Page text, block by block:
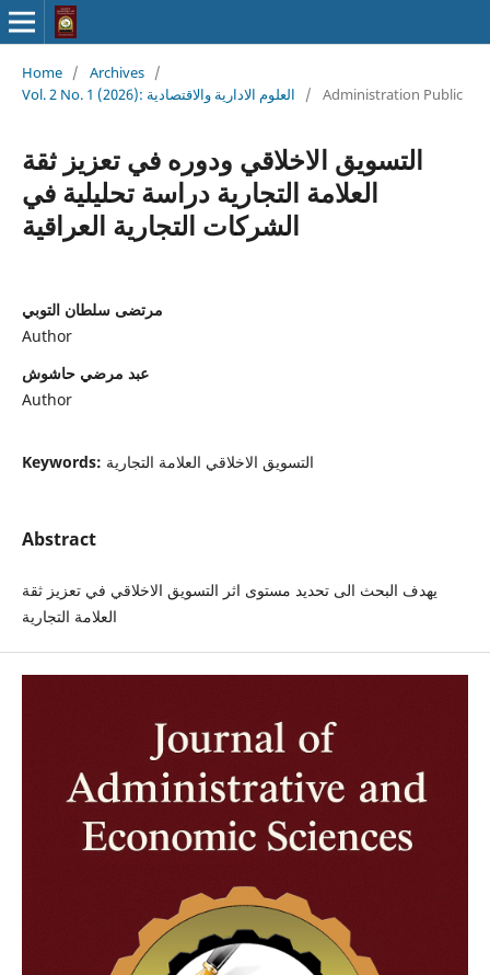
Home / Archives /
Vol. 2 No. 1 (2026): العلوم الادارية والاقتصادية
/ Administration Public
التسويق الاخلاقي ودوره في تعزيز ثقة
العلامة التجارية دراسة تحليلية في
الشركات التجارية العراقية
مرتضى سلطان التوبي
Author
عبد مرضي حاشوش
Author
Keywords: التسويق الاخلاقي العلامة التجارية
Abstract
يهدف البحث الى تحديد مستوى اثر التسويق الاخلاقي في تعزيز ثقة